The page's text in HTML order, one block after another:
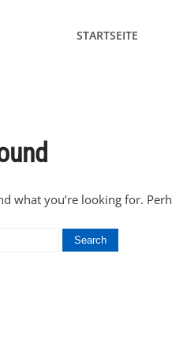
STARTSEITE
what you’re looking for.